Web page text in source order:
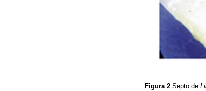
Figura 2 Septo de